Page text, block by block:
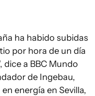
ha habido subidas
por hora de un día
dice a BBC Mundo
de Ingebau,
energía en Sevilla,